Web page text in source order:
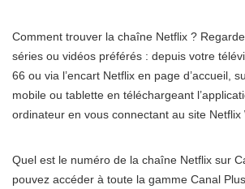
Comment trouver la chaîne Netflix ?
séries ou vidéos préférés : depuis votre
66 ou via l’encart Netflix en page d’accueil,
mobile ou tablette en téléchargeant
ordinateur en vous connectant au site Netflix
Quel est le numéro de la chaîne Netflix sur
pouvez accéder à toute la gamme Canal